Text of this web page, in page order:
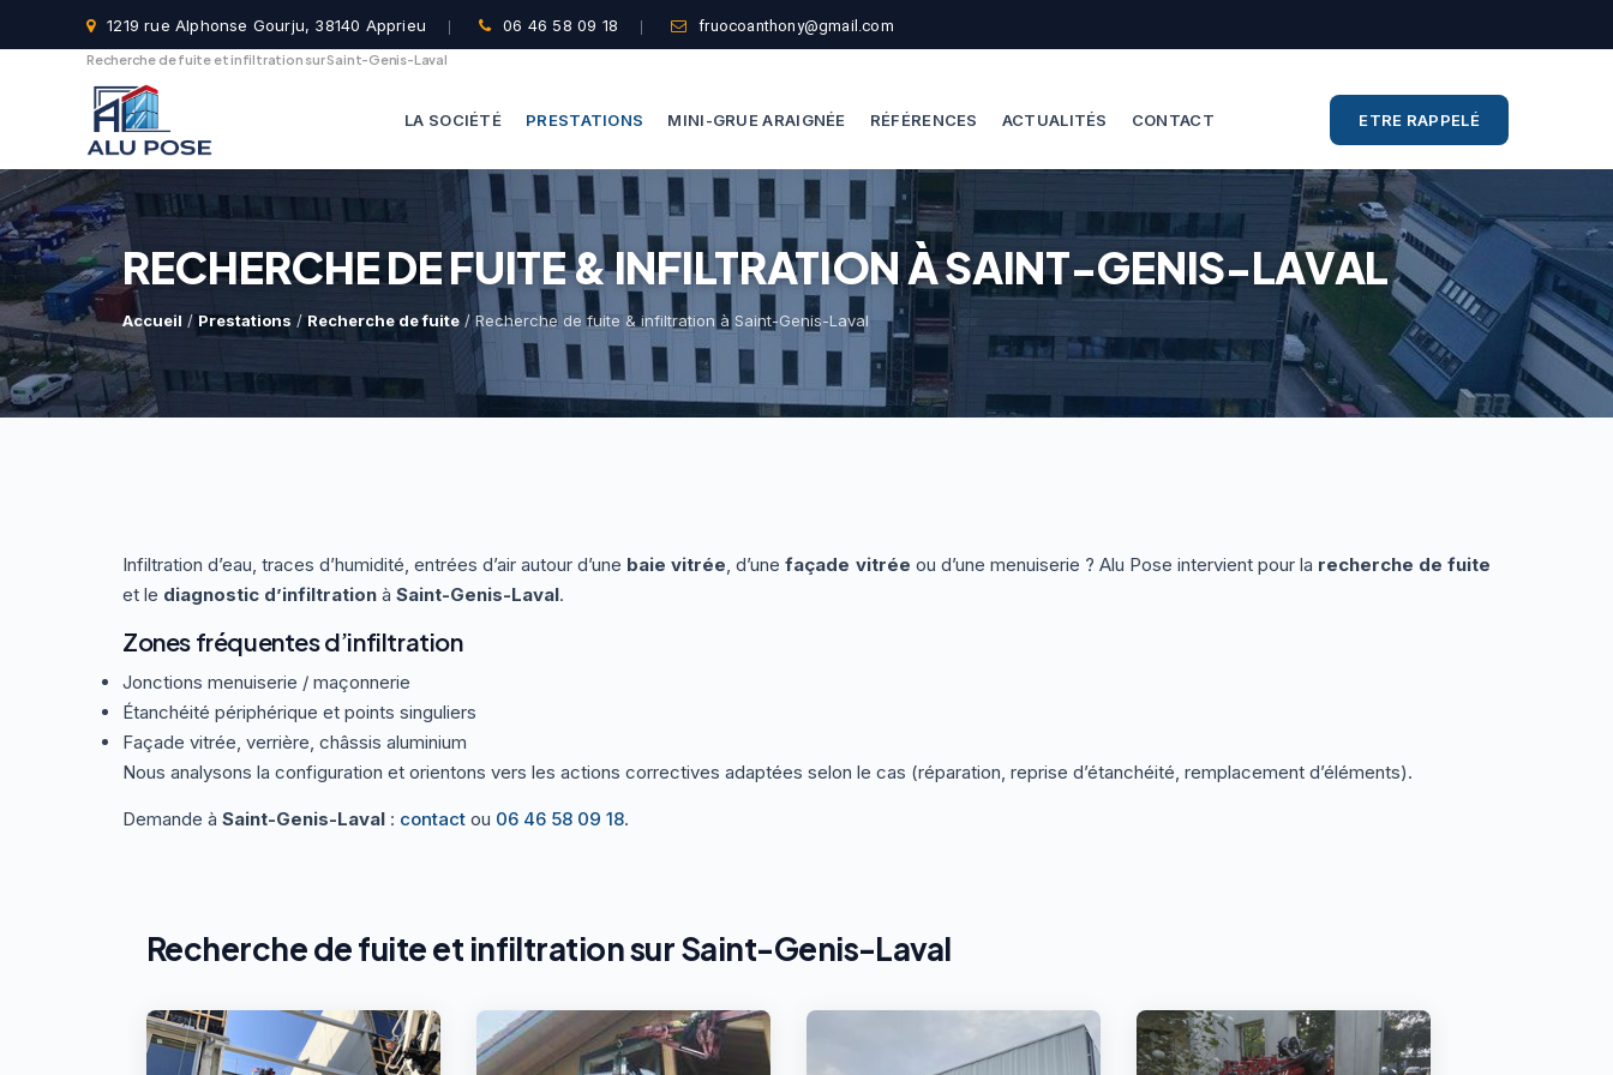
1219 rue Alphonse Gourju, 38140 Apprieu 06 46 58 09 18 fruocoanthony@gmail.com
Recherche de fuite et infiltration sur Saint-Genis-Laval
LA SOCIÉTÉ PRESTATIONS
Vitrine Magasin
Expertise Bris De Glace
Recherche De Fuite
MINI-GRUE ARAIGNÉE
Capacité De Levage
Accès Difficiles
Nos Formules
RÉFÉRENCES ACTUALITÉS CONTACT ETRE RAPPELÉ
RECHERCHE DE FUITE & INFILTRATION À SAINT-GENIS-LAVAL
Accueil / Prestations /Recherche de fuite / Recherche de fuite & infiltration à Saint-Genis-Laval
Infiltration d’eau, traces d’humidité, entrées d’air autour d’une baie vitrée, d’unefaçade vitrée ou d’une menuiserie ? Alu Pose intervient pour la recherche de fuite
et le diagnostic d’infiltration à Saint-Genis-Laval.
Zones fréquentes d’infiltration
Jonctions menuiserie / maçonnerie
Étanchéité périphérique et points singuliers
Façade vitrée, verrière, châssis aluminium
Nous analysons la configuration et orientons vers les actions correctives adaptées selon le cas (réparation, reprise d’étanchéité, remplacement d’éléments).
Demande à Saint-Genis-Laval : contact ou 06 46 58 09 18.
Recherche de fuite et infiltration sur Saint-Genis-Laval